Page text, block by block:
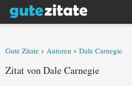
Gute Zitate › Autoren › Dale Carnegie
Zitat von Dale Carnegie